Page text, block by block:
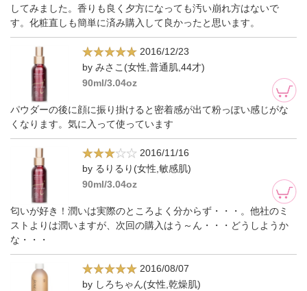
してみました。香りも良く夕方になっても汚い崩れ方はないで
す。化粧直しも簡単に済み購入して良かったと思います。
2016/12/23
by みさこ(女性,普通肌,44才)
90ml/3.04oz
パウダーの後に顔に振り掛けると密着感が出て粉っぽい感じがな
くなります。気に入って使っています
2016/11/16
by るりるり(女性,敏感肌)
90ml/3.04oz
匂いが好き！潤いは実際のところよく分からず・・・。他社のミ
ストよりは潤いますが、次回の購入はう～ん・・・どうしようか
な・・・
2016/08/07
by しろちゃん(女性,乾燥肌)